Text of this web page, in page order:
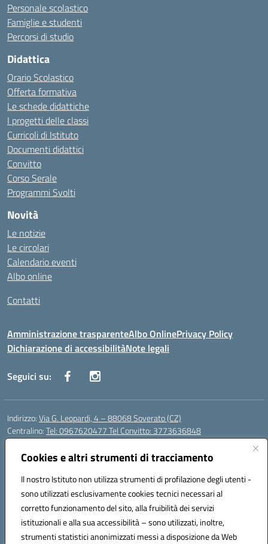
Cookies e altri strumenti di tracciamento
Il nostro Istituto non utilizza strumenti di profilazione degli utenti -
sono utilizzati esclusivamente cookies tecnici necessari al
corretto funzionamento del sito, alla fruibilità dei servizi
istituzionali e alla sua accessibilità – sono utilizzati, inoltre,
strumenti statistici anonimizzati messi a disposizione da Web
Personale scolastico
Famiglie e studenti
Percorsi di studio
Didattica
Orario Scolastico
Offerta formativa
Le schede didattiche
I progetti delle classi
Curricoli di Istituto
Documenti didattici
Convitto
Corso Serale
Programmi Svolti
Novità
Le notizie
Le circolari
Calendario eventi
Albo online
Contatti
Amministrazione trasparenteAlbo OnlinePrivacy Policy
Dichiarazione di accessibilitàNote legali
Seguici su:
Indirizzo:Via G. Leopardi, 4 – 88068 Soverato (CZ)
Centralino:Tel: 0967620477 Tel Convitto: 3773636848
Email:
Posta elettronica certificata (PEC):czrh04000q@pec.istruzione.it
Codice fiscale: 84000690796
Codice meccanografico:CZRH04000Q
Codice Indice delle Pubbliche Amministrazioni (IPA): istsc_czrh04000q
Codice unico di fatturazione (CUF): UF9M13